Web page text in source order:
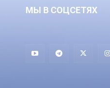
МЫ В СОЦСЕТЯХ